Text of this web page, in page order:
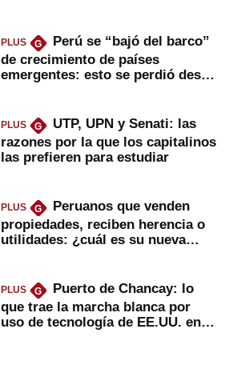
PLUS G
Perú se “bajó del barco”
de crecimiento de países
emergentes: esto se perdió desde
PLUS G
UTP, UPN y Senati: las
razones por la que los capitalinos
las prefieren para estudiar
PLUS G
Peruanos que venden
propiedades, reciben herencia o
utilidades: ¿cuál es su nueva
PLUS G
Puerto de Chancay: lo
que trae la marcha blanca por
uso de tecnología de EE.UU. en